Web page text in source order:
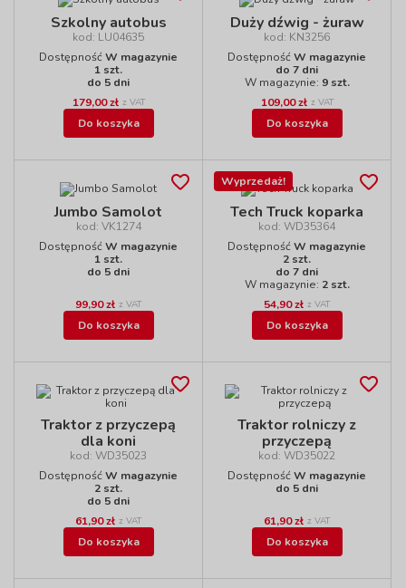
Szkolny autobus
kod: LU04635
DostępnośćW magazynie
1 szt.
do 5 dni
179,00 zł z VAT
Do koszyka
Duży dźwig - żuraw
kod: KN3256
DostępnośćW magazynie
do 7 dni
W magazynie: 9 szt.
109,00 zł z VAT
Do koszyka
Jumbo Samolot
kod: VK1274
DostępnośćW magazynie
1 szt.
do 5 dni
99,90 zł z VAT
Do koszyka
Wyprzedaż!
Tech Truck koparka
kod: WD35364
DostępnośćW magazynie
2 szt.
do 7 dni
W magazynie: 2 szt.
54,90 zł z VAT
Do koszyka
Traktor z przyczepą
dla koni
kod: WD35023
DostępnośćW magazynie
2 szt.
do 5 dni
61,90 zł z VAT
Do koszyka
Traktor rolniczy z
przyczepą
kod: WD35022
DostępnośćW magazynie
do 5 dni
61,90 zł z VAT
Do koszyka